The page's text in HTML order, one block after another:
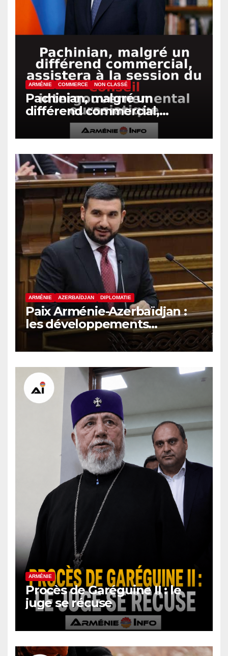
ARMÉNIE COMMERCE NON CLASSÉ
Pachinian, malgré un
différend commercial,
assistera à la session du
Conseil intergouvernemental
ARMÉNIE AZERBAÏDJAN DIPLOMATIE
Paix Arménie-Azerbaïdjan :
les développements
internationaux pèsent sur la
signature finale
ARMÉNIE
Procès de Garéguine II : le
juge se récuse